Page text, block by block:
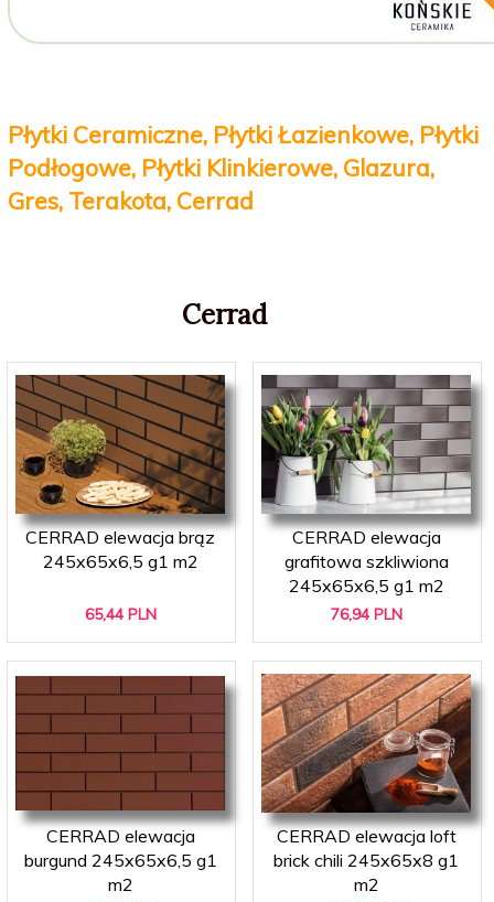
Płytki Ceramiczne, Płytki Łazienkowe, Płytki
Podłogowe, Płytki Klinkierowe, Glazura,
Gres, Terakota, Cerrad
Cerrad
CERRAD elewacja brąz
245x65x6,5 g1 m2
65,44 PLN
CERRAD elewacja
grafitowa szkliwiona
245x65x6,5 g1 m2
76,94 PLN
CERRAD elewacja
burgund 245x65x6,5 g1
m2
CERRAD elewacja loft
brick chili 245x65x8 g1
m2